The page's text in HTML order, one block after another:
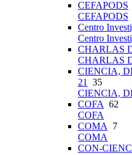
CEFAPODS
CEFAPODS
Centro
Centro
CHARLAS
CHARLAS
CIENCIA,
21 35
CIENCIA,
COFA 62
COFA
COMA 7
COMA
CON-